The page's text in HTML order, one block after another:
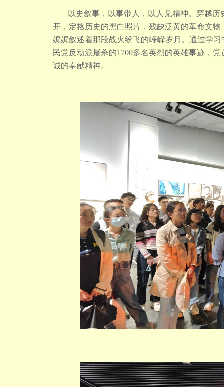
以史叙事，以事带人，以人见精神。穿越
开，定格历史的黑白照片，残缺泛黄的革命文
娓娓叙述着那段战火纷飞的峥嵘岁月。通过学
民党反动派屠杀的1700多名英烈的英雄事迹，
诚的奉献精神。